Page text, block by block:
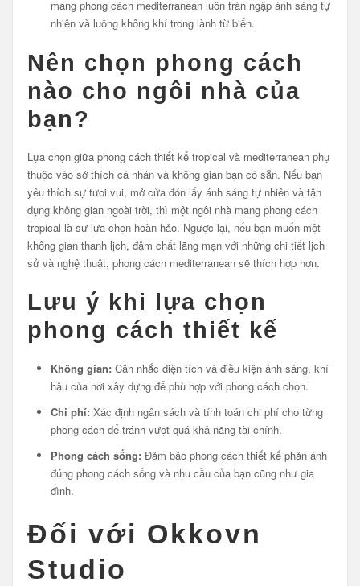
mang phong cách mediterranean luôn tràn ngập ánh sáng tự
nhiên và luồng không khí trong lành từ biển.
Nên chọn phong cách
nào cho ngôi nhà của
bạn?
Lựa chọn giữa phong cách thiết kế tropical và mediterranean phụ
thuộc vào sở thích cá nhân và không gian bạn có sẵn. Nếu bạn
yêu thích sự tươi vui, mở cửa đón lấy ánh sáng tự nhiên và tận
dụng không gian ngoài trời, thì một ngôi nhà mang phong cách
tropical là sự lựa chọn hoàn hảo. Ngược lại, nếu bạn muốn một
không gian thanh lịch, đậm chất lãng mạn với những chi tiết lịch
sử và nghệ thuật, phong cách mediterranean sẽ thích hợp hơn.
Lưu ý khi lựa chọn
phong cách thiết kế
Không gian: Cân nhắc diện tích và điều kiện ánh sáng, khí
hậu của nơi xây dựng để phù hợp với phong cách chọn.
Chi phí: Xác định ngân sách và tính toán chi phí cho từng
phong cách để tránh vượt quá khả năng tài chính.
Phong cách sống: Đảm bảo phong cách thiết kế phản ánh
đúng phong cách sống và nhu cầu của bạn cũng như gia
đình.
Đối với Okkovn
Studio